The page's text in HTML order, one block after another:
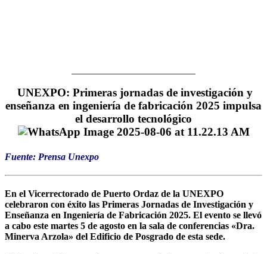
UNEXPO: Primeras jornadas de investigación y
enseñanza en ingeniería de fabricación 2025 impulsa
el desarrollo tecnológico
Fuente: Prensa Unexpo
En el Vicerrectorado de Puerto Ordaz de la UNEXPO
celebraron con éxito las Primeras Jornadas de Investigación y
Enseñanza en Ingeniería de Fabricación 2025. El evento se llevó
a cabo este martes 5 de agosto en la sala de conferencias «Dra.
Minerva Arzola» del Edificio de Posgrado de esta sede.